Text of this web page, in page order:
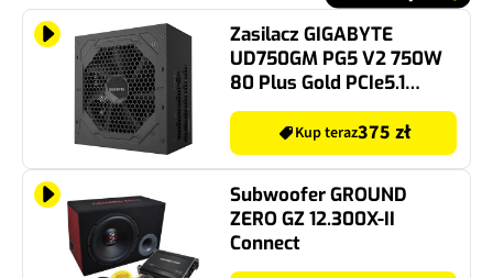
Zasilacz GIGABYTE
UD750GM PG5 V2 750W
80 Plus Gold PCIe5.1
ATX3.1
Kup teraz375 zł
Subwoofer GROUND
ZERO GZ 12.300X-II
Connect